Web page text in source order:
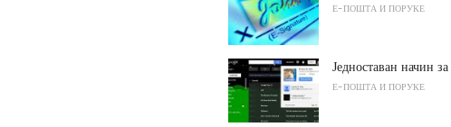
Е-ПОШТА И ПОРУКЕ
Једноставан начин
Е-ПОШТА И ПОРУКЕ